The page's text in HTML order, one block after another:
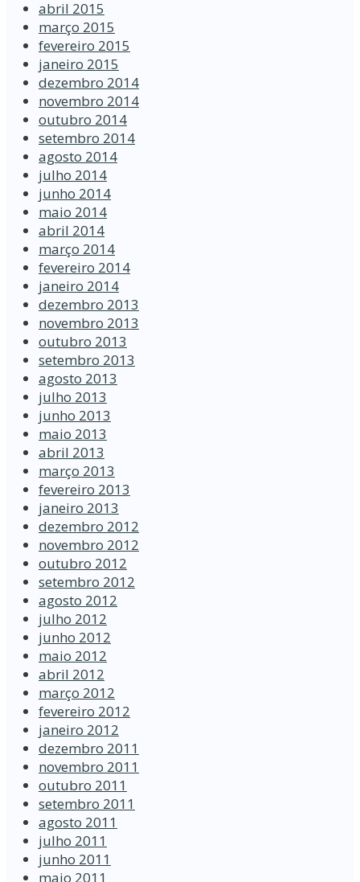
abril 2015
março 2015
fevereiro 2015
janeiro 2015
dezembro 2014
novembro 2014
outubro 2014
setembro 2014
agosto 2014
julho 2014
junho 2014
maio 2014
abril 2014
março 2014
fevereiro 2014
janeiro 2014
dezembro 2013
novembro 2013
outubro 2013
setembro 2013
agosto 2013
julho 2013
junho 2013
maio 2013
abril 2013
março 2013
fevereiro 2013
janeiro 2013
dezembro 2012
novembro 2012
outubro 2012
setembro 2012
agosto 2012
julho 2012
junho 2012
maio 2012
abril 2012
março 2012
fevereiro 2012
janeiro 2012
dezembro 2011
novembro 2011
outubro 2011
setembro 2011
agosto 2011
julho 2011
junho 2011
maio 2011